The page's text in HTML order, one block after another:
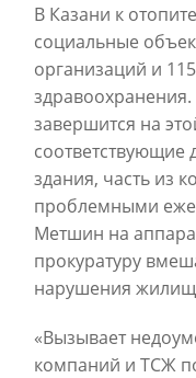
В Казани к
социальные
организаций и
завершится на
соответствующие
здания, часть из
проблемными
Метшин на
прокуратуру
нарушения
«Вызывает
компаний и ТСЖ